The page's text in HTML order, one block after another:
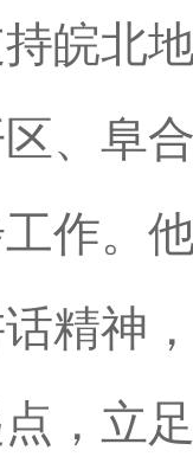
皖北
、阜
作。
精神
，立